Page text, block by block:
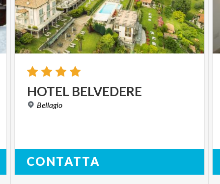
HOTEL BELVEDERE
Bellagio
CONTATTA